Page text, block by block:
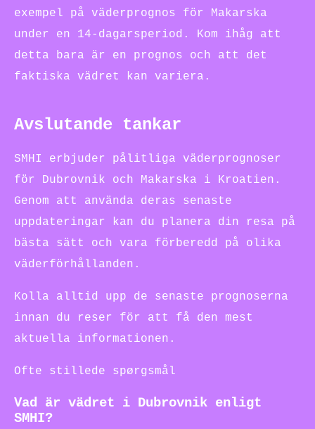
exempel på väderprognos för Makarska
under en 14-dagarsperiod. Kom ihåg att
detta bara är en prognos och att det
faktiska vädret kan variera.
Avslutande tankar
SMHI erbjuder pålitliga väderprognoser
för Dubrovnik och Makarska i Kroatien.
Genom att använda deras senaste
uppdateringar kan du planera din resa på
bästa sätt och vara förberedd på olika
väderförhållanden.
Kolla alltid upp de senaste prognoserna
innan du reser för att få den mest
aktuella informationen.
Ofte stillede spørgsmål
Vad är vädret i Dubrovnik enligt
SMHI?